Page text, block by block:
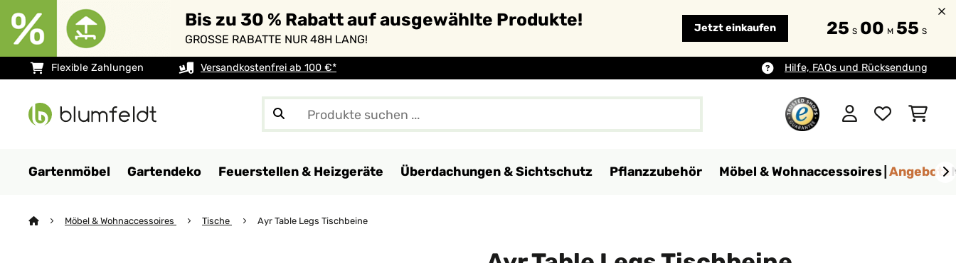
Bis zu 30 % Rabatt auf ausgewählte Produkte!
GROSSE RABATTE NUR 48H LANG!
Jetzt einkaufen 25 S 00 M 54 S
Flexible Zahlungen Versandkostenfrei ab 100 €* Hilfe, FAQs und Rücksendung
Gartenmöbel Gartendeko Feuerstellen & Heizgeräte Überdachungen & Sichtschutz Pflanzzubehör Möbel & Wohnaccessoires Angebote
Möbel & Wohnaccessoires Tische Ayr Table Legs Tischbeine